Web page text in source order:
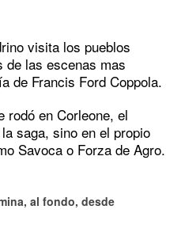
visita los pueblos
de las escenas mas
de Francis Ford Coppola.
rodó en Corleone, el
saga, sino en el propio
Savoca o Forza de Agro.
al fondo, desde